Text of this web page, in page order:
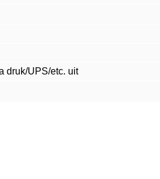
druk/UPS/etc. uit